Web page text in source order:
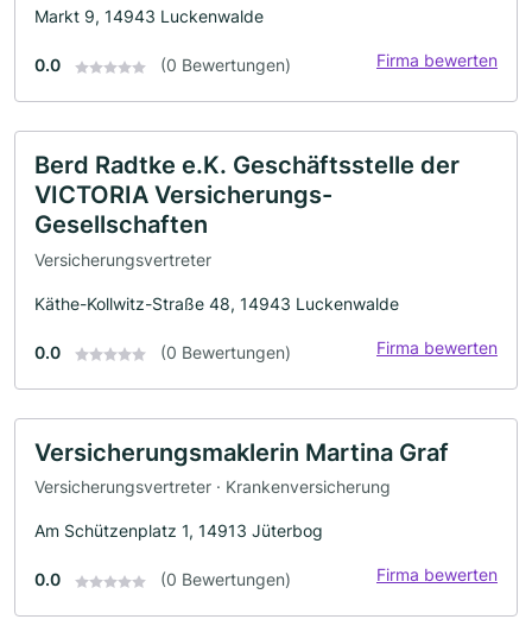
Markt 9, 14943 Luckenwalde
0.0 (0 Bewertungen) Firma bewerten
Berd Radtke e.K. Geschäftsstelle der
VICTORIA Versicherungs-
Gesellschaften
Versicherungsvertreter
Käthe-Kollwitz-Straße 48, 14943 Luckenwalde
0.0 (0 Bewertungen) Firma bewerten
Versicherungsmaklerin Martina Graf
Versicherungsvertreter · Krankenversicherung
Am Schützenplatz 1, 14913 Jüterbog
0.0 (0 Bewertungen) Firma bewerten